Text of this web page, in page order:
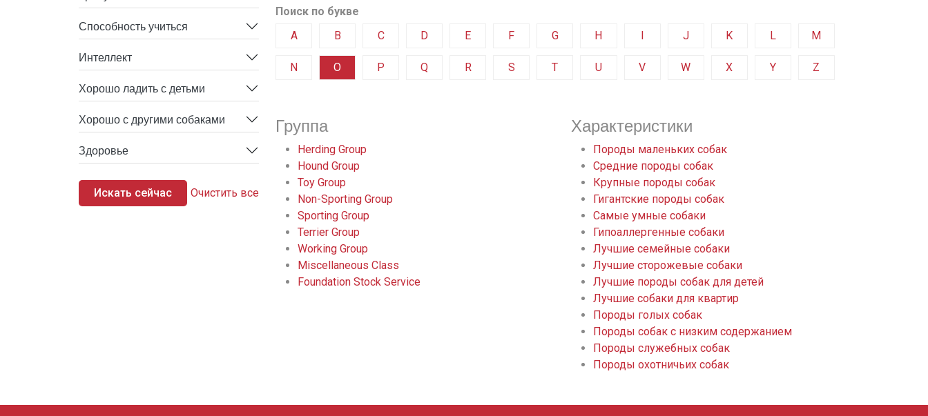
Способность учиться
Интеллект
Хорошо ладить с детьми
Хорошо с другими собаками
Здоровье
Искать сейчас Очистить все
Поиск по букве
A
B C D E F G H I J K L M
N O P Q R S T U V W X Y Z
Группа
Herding Group
Hound Group
Toy Group
Non-Sporting Group
Sporting Group
Terrier Group
Working Group
Miscellaneous Class
Foundation Stock Service
Характеристики
Породы маленьких собак
Средние породы собак
Крупные породы собак
Гигантские породы собак
Самые умные собаки
Гипоаллергенные собаки
Лучшие семейные собаки
Лучшие сторожевые собаки
Лучшие породы собак для детей
Лучшие собаки для квартир
Породы голых собак
Породы собак с низким содержанием
Породы служебных собак
Породы охотничьих собак